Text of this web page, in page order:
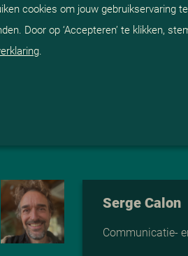
Serge Calon
Communicatie-
cookies om jouw gebruikservaring
Door op ‘Accepteren’ te klikken,
.